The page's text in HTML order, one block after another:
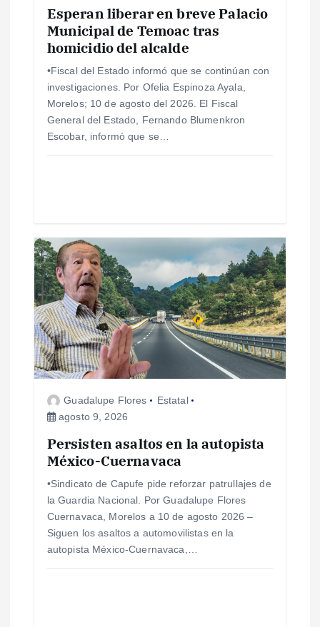
a
s
Esperan liberar en breve Palacio
Municipal de Temoac tras
homicidio del alcalde
•Fiscal del Estado informó que se continúan con
investigaciones. Por Ofelia Espinoza Ayala,
Morelos; 10 de agosto del 2026. El Fiscal
General del Estado, Fernando Blumenkron
Escobar, informó que se…
Guadalupe Flores
Estatal
agosto 9, 2026
Persisten asaltos en la autopista
México-Cuernavaca
•Sindicato de Capufe pide reforzar patrullajes de
la Guardia Nacional. Por Guadalupe Flores
Cuernavaca, Morelos a 10 de agosto 2026 –
Siguen los asaltos a automovilistas en la
autopista México-Cuernavaca,…